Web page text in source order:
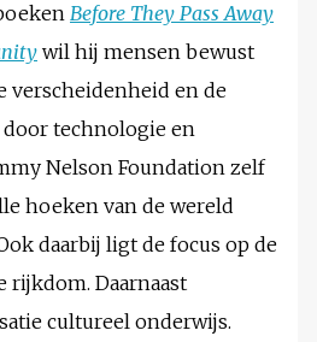
Before They Pass Away
wil hij mensen bewust
verscheidenheid en de
technologie en
Nelson Foundation zelf
hoeken van de wereld
daarbij ligt de focus op de
rijkdom. Daarnaast
cultureel onderwijs.